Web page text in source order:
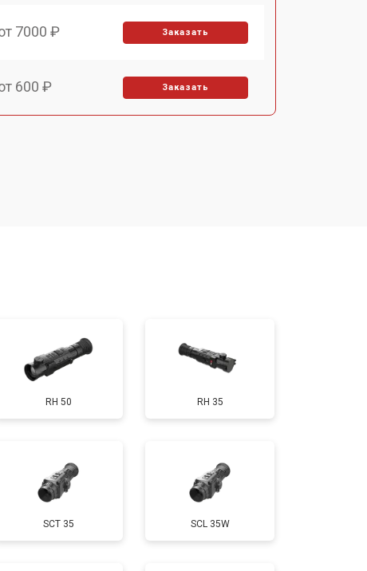
7000 ₽ Заказать
600 ₽ Заказать
от 10000 ₽ Заказать
RH 50 RH 35
SCT 35 SCL 35W